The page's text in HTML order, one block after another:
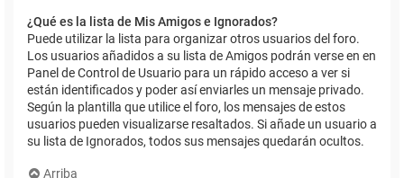
¿Qué es la lista de Mis Amigos e Ignorados?
Puede utilizar la lista para organizar otros usuarios del foro.
Los usuarios añadidos a su lista de Amigos podrán verse en en
Panel de Control de Usuario para un rápido acceso a ver si
están identificados y poder así enviarles un mensaje privado.
Según la plantilla que utilice el foro, los mensajes de estos
usuarios pueden visualizarse resaltados. Si añade un usuario a
su lista de Ignorados, todos sus mensajes quedarán ocultos.
Arriba